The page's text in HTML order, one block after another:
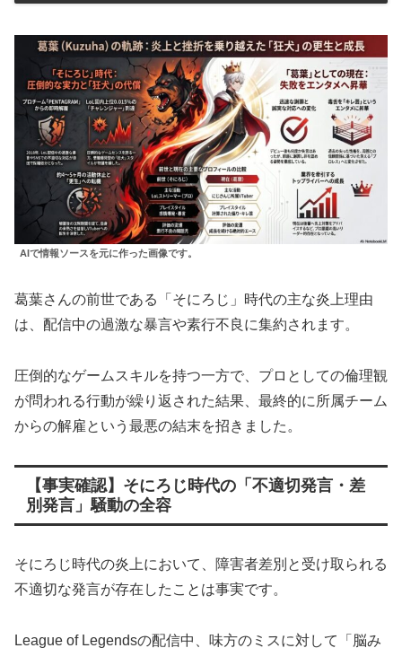
AIで情報ソースを元に作った画像です。
葛葉さんの前世である「そにろじ」時代の主な炎上理由
は、配信中の過激な暴言や素行不良に集約されます。
圧倒的なゲームスキルを持つ一方で、プロとしての倫理観
が問われる行動が繰り返された結果、最終的に所属チーム
からの解雇という最悪の結末を招きました。
【事実確認】そにろじ時代の「不適切発言・差
別発言」騒動の全容
そにろじ時代の炎上において、障害者差別と受け取られる
不適切な発言が存在したことは事実です。
League of Legendsの配信中、味方のミスに対して「脳み